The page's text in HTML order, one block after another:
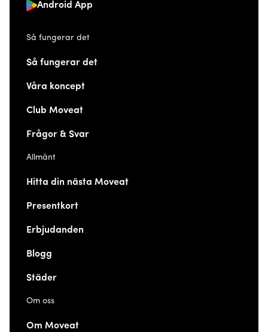
Android App
Så fungerar det
Så fungerar det
Våra koncept
Club Moveat
Frågor & Svar
Allmänt
Hitta din nästa Moveat
Presentkort
Erbjudanden
Blogg
Städer
Om oss
Om Moveat